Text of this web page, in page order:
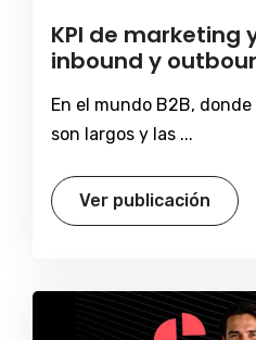
KPI de marketing
inbound y
En el mundo B2B,
son largos y las ...
Ver publicación